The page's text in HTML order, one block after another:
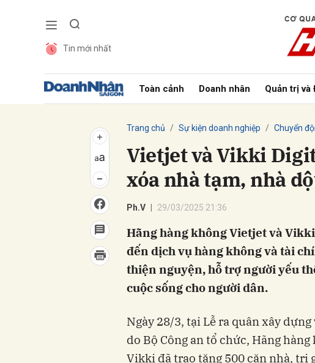
Tin mới nhất
Toàn cảnh Doanh nhân Quản trị và
Trang chủ Sự kiện doanh nghiệp Chuyển
Vietjet và Vikki
xóa nhà tạm, nhà
Ph.V 29/03/2025 21:36
Hãng hàng không Vietjet và
đến dịch vụ hàng không và tài
thiện nguyện, hỗ trợ người yếu
cuộc sống cho người dân.
Ngày 28/3, tại Lễ ra quân xây
do Bộ Công an tổ chức, Hãng
Vikki đã trao tặng 500 căn nhà, trị